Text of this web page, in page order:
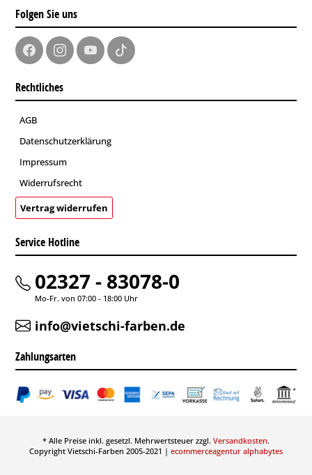
Folgen Sie uns
Rechtliches
AGB
Datenschutzerklärung
Impressum
Widerrufsrecht
Vertrag widerrufen
Service Hotline
02327 - 83078-0
Mo-Fr. von 07:00 - 18:00 Uhr
info@vietschi-farben.de
Zahlungsarten
* Alle Preise inkl. gesetzl. Mehrwertsteuer zzgl. Versandkosten.
Copyright Vietschi-Farben 2005-2021 | ecommerceagentur alphabytes